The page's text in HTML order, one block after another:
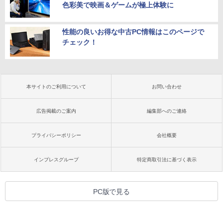
色彩美で映画＆ゲームが極上体験に
性能の良いお得な中古PC情報はこのページで
チェック！
本サイトのご利用について お問い合わせ
広告掲載のご案内 編集部へのご連絡
プライバシーポリシー 会社概要
インプレスグループ 特定商取引法に基づく表示
PC版で見る